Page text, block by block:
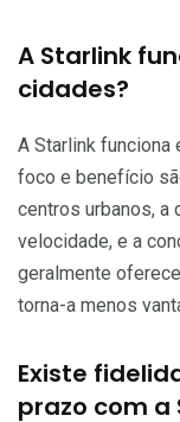
A Starlink
cidades?
A Starlink funciona
foco e benefício
centros urbanos, a
velocidade, e a
geralmente
torna-a menos
Existe
prazo com a